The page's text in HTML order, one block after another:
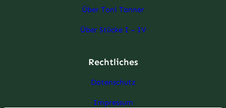
Über Toni Tanner
Über Stücke I – IV
Rechtliches
Datenschutz
Impressum